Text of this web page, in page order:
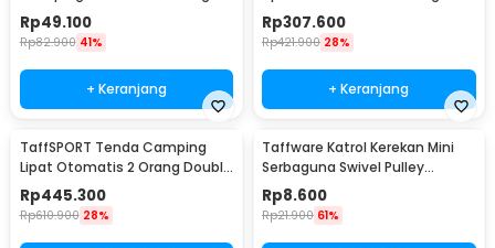
Net 2x3M - SG023
Rp49.100
Rp82.900 41%
+ Keranjang
Single Layer - SH-100
Rp307.600
Rp421.900 28%
+ Keranjang
TaffSPORT Tenda Camping
Lipat Otomatis 2 Orang Double
Layer Waterproof - SH-025
Rp445.300
Rp610.900 28%
Taffware Katrol Kerekan Mini
Serbaguna Swivel Pulley
Stainless Steel M15
Rp8.600
Rp21.900 61%